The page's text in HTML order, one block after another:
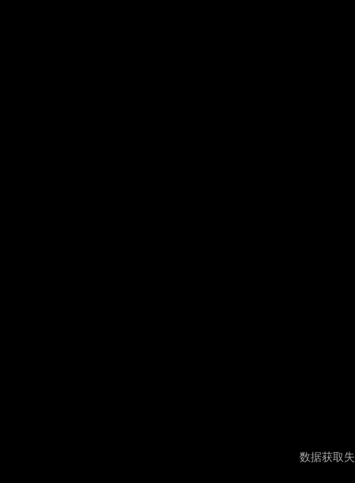
数据获取